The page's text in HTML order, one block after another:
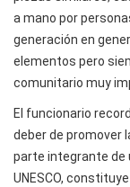
a mano por
generación en
elementos pero
comunitario muy
El funcionario
deber de promover
parte integrante de
UNESCO,